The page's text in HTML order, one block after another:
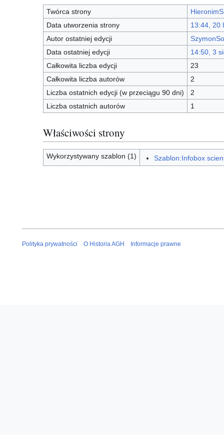
Twórca strony
Data utworzenia strony
13:44, 20
Autor ostatniej edycji
Data ostatniej edycji
14:50, 3
Całkowita liczba edycji
23
Całkowita liczba autorów
2
Liczba ostatnich edycji (w przeciągu 90 dni)
2
Liczba ostatnich autorów
1
Właściwości strony
Wykorzystywany szablon (1) Szablon:Infobox
Polityka prywatności O Historia AGH Informacje prawne